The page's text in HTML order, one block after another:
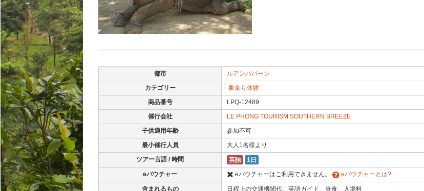
都市 ルアンパバーン
カテゴリー
象乗り体験
商品番号
LPQ-12489
催行会社
LE PHONG TOURISM SOUTHERN BREEZE
子供適用年齢
参加不可
最小催行人員
大人1名様より
ツアー言語 / 時間
英語
1日
eバウチャー
eバウチャーはご利用できません。 eバウチャーとは?
含まれるもの
日程上の交通機関代、英語ガイド、昼食、入場料